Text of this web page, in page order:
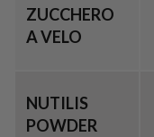
ZUCCHERO
A VELO
NUTILIS
POWDER